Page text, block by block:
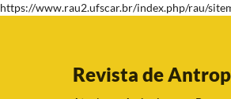
https://www.rau2.ufscar.br/index.php/rau/
Revista de